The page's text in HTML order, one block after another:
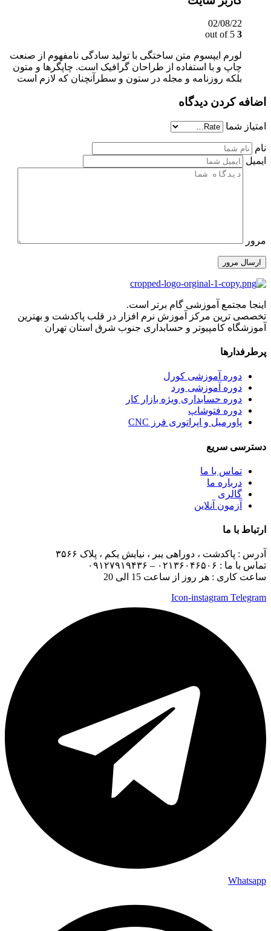
02/08/22
3
لورم ایپسوم متن ساختگی با تولید سادگی نامفهوم از صنعت
چاپ و با استفاده از طراحان گرافیک است. چاپگرها و متون
بلکه روزنامه و مجله در ستون و سطرآنچنان که لازم است
اضافه کردن دیدگاه
امتیاز شما
نام
ایمیل
مرور
ارسال مرور
اینجا مجتمع آموزشی گام برتر است.
تخصصی ترین مرکز آموزش نرم افزار در قلب پاکدشت و بهترین
آموزشگاه کامپیوتر و حسابداری جنوب شرق استان تهران
پرطرفدارها
دوره آموزشی کورل
دوره آموزشی ورد
دوره حسابداری ویژه بازار کار
دوره فتوشاپ
پاورمیل و اپراتوری فرز CNC
دسترسی سریع
تماس با ما
درباره ما
گالری
آزمون آنلاین
ارتباط با ما
آدرس : پاکدشت ، دوراهی یبر ، نیایش یکم ، پلاک ۳۵۶۶
تماس با ما :
ساعت کاری : هر روز از ساعت 15 الی 20
Icon-instagram Telegram
Whatsapp